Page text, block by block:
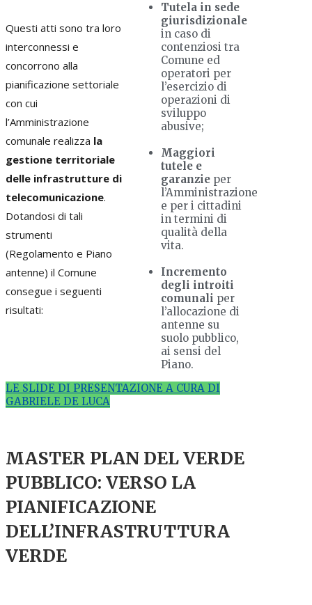
Questi atti sono tra loro
interconnessi e
concorrono alla
pianificazione settoriale
con cui
l’Amministrazione
comunale realizza la
gestione territoriale
delle infrastrutture di
telecomunicazione.
Dotandosi di tali
strumenti
(Regolamento e Piano
antenne) il Comune
consegue i seguenti
risultati:
Tutela in sede
giurisdizionale
in caso di
contenziosi tra
Comune ed
operatori per
l’esercizio di
operazioni di
sviluppo
abusive;
Maggiori
tutele e
garanzie per
l’Amministrazione
e per i cittadini
in termini di
qualità della
vita.
Incremento
degli introiti
comunali per
l’allocazione di
antenne su
suolo pubblico,
ai sensi del
Piano.
LE SLIDE DI PRESENTAZIONE A CURA DI
GABRIELE DE LUCA
MASTER PLAN DEL VERDE
PUBBLICO: VERSO LA
PIANIFICAZIONE
DELL’INFRASTRUTTURA
VERDE